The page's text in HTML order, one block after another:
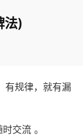
法)
有规律，就有漏
交流 。